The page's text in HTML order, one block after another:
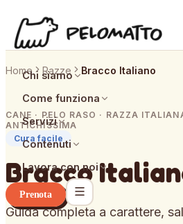
Chi siamo
Come funziona
Servizi
Contenuti
Lavora con noi
Prenota
Home Razze Bracco Italiano
CANE · PELO RASO · RAZZA
ANTICHISSIMA
Cura facile
Bracco
Guida completa a carattere,